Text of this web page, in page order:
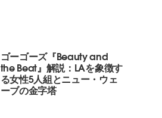
ゴーゴーズ『Beauty and
the Beat』解説：LAを象徴す
る女性5人組とニュー・ウェ
ーブの金字塔